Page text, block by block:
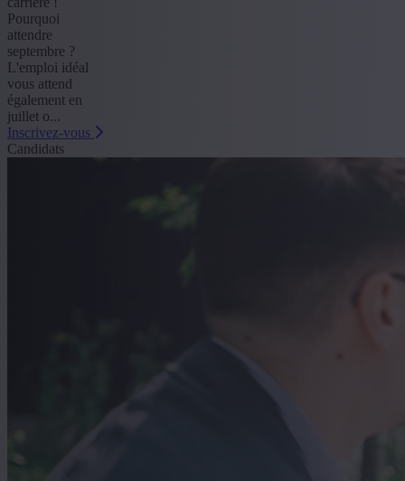
Pourquoi
attendre
septembre ?
L'emploi idéal
vous attend
également en
juillet o...
Inscrivez-vous
Candidats